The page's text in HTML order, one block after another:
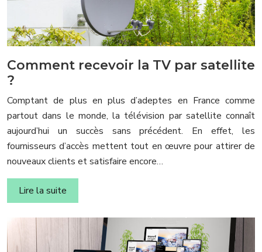
Comment recevoir la TV par satellite
?
Comptant de plus en plus d’adeptes en France comme
partout dans le monde, la télévision par satellite connaît
aujourd’hui un succès sans précédent. En effet, les
fournisseurs d’accès mettent tout en œuvre pour attirer de
nouveaux clients et satisfaire encore…
Lire la suite